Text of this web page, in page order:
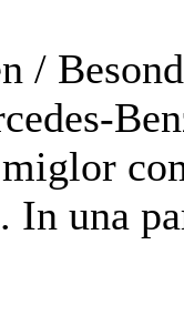
/
In una